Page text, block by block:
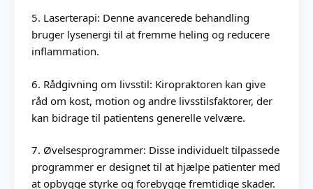
5. Laserterapi: Denne avancerede behandling
bruger lysenergi til at fremme heling og reducere
inflammation.
6. Rådgivning om livsstil: Kiropraktoren kan give
råd om kost, motion og andre livsstilsfaktorer, der
kan bidrage til patientens generelle velvære.
7. Øvelsesprogrammer: Disse individuelt tilpassede
programmer er designet til at hjælpe patienter med
at opbygge styrke og forebygge fremtidige skader.